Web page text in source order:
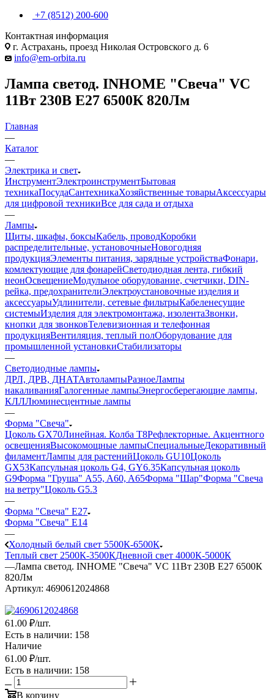
+7 (8512) 200-600
Контактная информация
г. Астрахань, проезд Николая Островского д. 6
info@em-orbita.ru
Лампа светод. INHOME "Свеча" VC
11Вт 230В Е27 6500К 820Лм
Главная
—
Каталог
—
Электрика и свет
ИнструментЭлектроинструментБытовая
техникаПосудаСантехникаХозяйственные товарыАксессуары
для цифровой техникиВсе для сада и отдыха
—
Лампы
Щиты, шкафы, боксыКабель, проводКоробки
распределительные, установочныеНовогодняя
продукцияЭлементы питания, зарядные устройстваФонари,
комлектующие для фонарейСветодиодная лента, гибкий
неонОсвещениеМодульное оборудование, счетчики, DIN-
рейка, предохранителиЭлектроустановочные изделия и
аксессуарыУдлинители, сетевые фильтрыКабеленесущие
системыИзделия для электромонтажа, изолентаЗвонки,
кнопки для звонковТелевизионная и телефонная
продукцияВентиляция, теплый полОборудование для
промышленной установкиСтабилизаторы
—
Светодиодные лампы
ДРЛ, ДРВ, ДНАТАвтолампыРазноеЛампы
накаливанияГалогенные лампыЭнергосберегающие лампы,
КЛЛЛюминесцентные лампы
—
Форма "Свеча"
Цоколь GX70Линейная. Колба Т8Рефлекторные. Акцентного
освещенияВысокомощные лампыСпециальныеДекоративный
филаментЛампы для растенийЦоколь GU10Цоколь
GX53Капсульная цоколь G4, GY6.35Капсульная цоколь
G9Форма "Груша" A55, A60, A65Форма "Шар"Форма "Свеча
на ветру"Цоколь G5.3
—
Форма "Свеча" E27
Форма "Свеча" E14
—
Холодный белый свет 5500К-6500К
Теплый свет 2500К-3500КДневной свет 4000К-5000К
—Лампа светод. INHOME "Свеча" VC 11Вт 230В Е27 6500К
820Лм
Артикул: 4690612024868
61 .00 ₽/шт.
Есть в наличии: 158
Наличие
61 .00 ₽/шт.
Есть в наличии: 158
В корзину